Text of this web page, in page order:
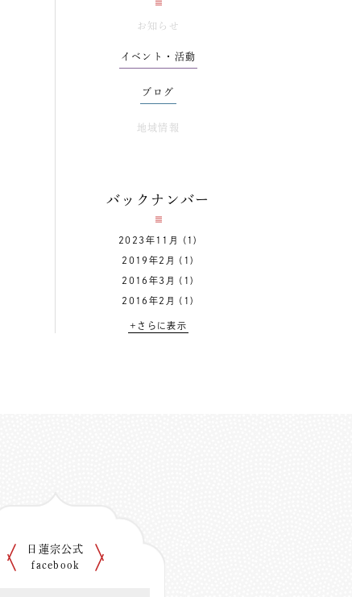
お知らせ
イベント・活動
ブログ
地域情報
バックナンバー
2023年11月 (1)
2019年2月 (1)
2016年3月 (1)
2016年2月 (1)
+さらに表示
日蓮宗公式
facebook